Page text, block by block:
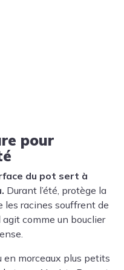
pour
du pot sert à
Durant l’été, protège la
les racines souffrent de
comme un bouclier
en morceaux plus petits